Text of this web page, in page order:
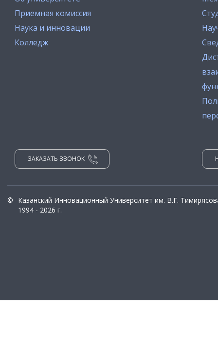
Приемная комиссия
Наука и инновации
Колледж
ЗАКАЗАТЬ ЗВОНОК
©
Казанский Инновационный Университет им. В.Г.
1994 - 2026 г.